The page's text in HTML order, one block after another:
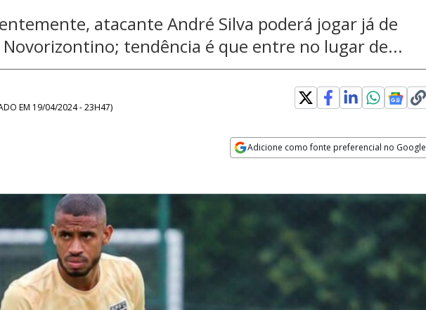
atacante André Silva poderá jogar já de
tendência é que entre no lugar de...
EM 19/04/2024 - 23H47)
Adicione como fonte preferencial no Google